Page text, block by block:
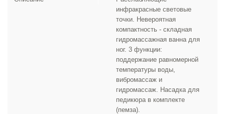
инфракрасные световые
точки. Невероятная
компактность - складная
гидромассажная ванна для
ног. 3 функции:
поддержание равномерной
температуры воды,
вибромассаж и
гидромассаж. Насадка для
педикюра в комплекте
(пемза).